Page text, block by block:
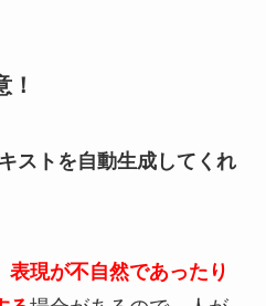
ストを自動生成してくれ
表現が不自然であったり